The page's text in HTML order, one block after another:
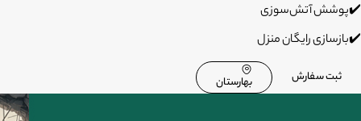
✔️پوشش آتش‌سوزی
✔️بازسازی رایگان منزل
ثبت سفارش بهارستان